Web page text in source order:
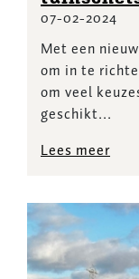
07-02-2024
Met een
om in te
om veel
geschikt...
Lees meer